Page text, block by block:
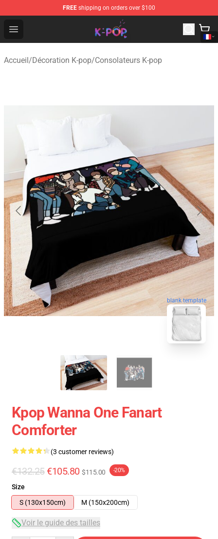
FREE shipping on orders over $100
Open menu
K-pop Store - Official K-pop Merchandise Shop
Accueil/Décoration K-pop/Consolateurs K-pop
blank template
Kpop Wanna One Fanart
Comforter
(3 customer reviews)
€132.25 €105.80 $115.00 -20%
Size
S (130x150cm)
M (150x200cm)
Voir le guide des tailles